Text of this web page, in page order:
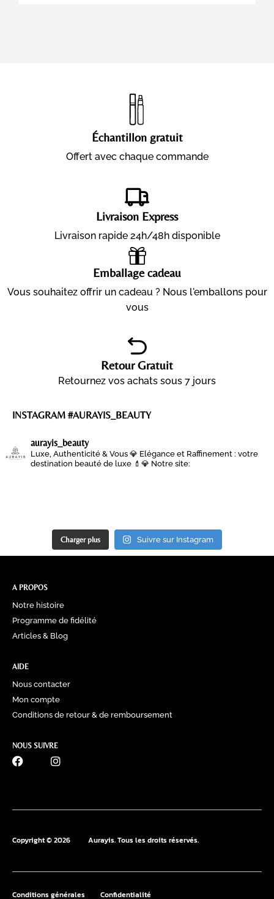
Échantillon gratuit
Offert avec chaque commande
Livraison Express
Livraison rapide 24h/48h disponible
Emballage cadeau
Vous souhaitez offrir un cadeau ? Nous l'emballons pour
vous
Retour Gratuit
Retournez vos achats sous 7 jours
INSTAGRAM #AURAYIS_BEAUTY
aurayis_beauty
Luxe, Authenticité & Vous 💎 Elégance et Raffinement : votre
destination beauté de luxe 💄💎 Notre site:
Charger plus Suivre sur Instagram
A PROPOS
Notre histoire
Programme de fidélité
Articles & Blog
AIDE
Nous contacter
Mon compte
Conditions de retour & de remboursement
NOUS SUIVRE
Copyright © 2026 Aurayis. Tous les droits réservés.
Conditions générales Confidentialité